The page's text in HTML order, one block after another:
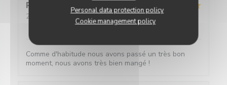
Personal data protection policy
Cookie management policy
Pauline
2026-08-01
- 12:30 - Guests 3
Ambiance:5/5 Food:5/5 Value
Comme d'habitude nous avons passé un très bon
moment, nous avons très bien mangé !